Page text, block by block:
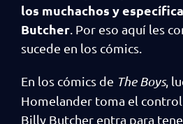
los muchachos y
Butcher . Por eso aquí les
sucede en los cómics.
En los cómics de The Boys,
Homelander toma el control
Billy Butcher entra para